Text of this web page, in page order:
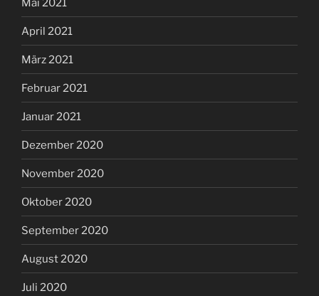
Mai 2021
April 2021
März 2021
Februar 2021
Januar 2021
Dezember 2020
November 2020
Oktober 2020
September 2020
August 2020
Juli 2020